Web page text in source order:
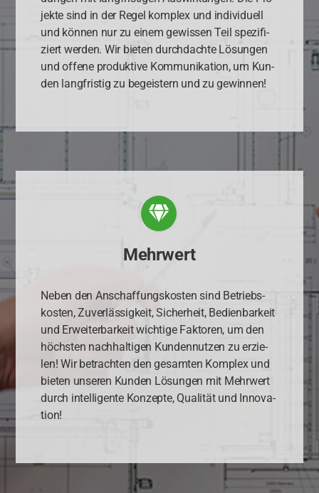
jek­te sind in der Regel kom­plex und indi­vi­du­ell
und kön­nen nur zu einem gewis­sen Teil spe­zi­fi­
ziert wer­den. Wir bie­ten durch­dach­te Lösun­gen
und offe­ne pro­duk­ti­ve Kom­mu­ni­ka­ti­on, um Kun­
den lang­fris­tig zu begeis­tern und zu gewin­nen!
Mehrwert
Neben den Anschaf­fungs­kos­ten sind Betriebs­
kos­ten, Zuver­läs­sig­keit, Sicher­heit, Bedien­bar­keit
und Erwei­ter­bar­keit wich­ti­ge Fak­to­ren, um den
höchs­ten nach­hal­ti­gen Kun­den­nut­zen zu erzie­
len! Wir betrach­ten den gesam­ten Kom­plex und
bie­ten unse­ren Kun­den Lösun­gen mit Mehr­wert
durch intel­li­gen­te Kon­zep­te, Qua­li­tät und Inno­va­
ti­on!